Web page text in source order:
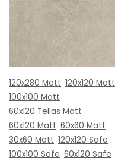
120x280 Matt 120x120 Matt
100x100 Matt
60x120 Tellas Matt
60x120 Matt 60x60 Matt
30x60 Matt 120x120 Safe
100x100 Safe 60x120 Safe